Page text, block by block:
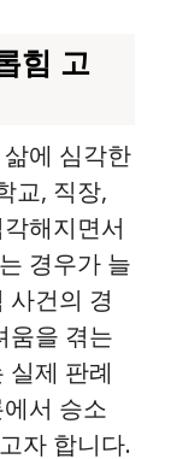
힘 고
에 심각한
교, 직장,
해지면서
경우가 늘
사건의 경
움을 겪는
실제 판례
서 승소
자 합니다.